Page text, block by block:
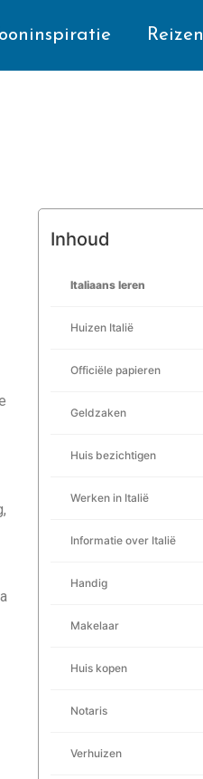
Reizen
Inhoud
Italiaans leren
Huizen Italië
Officiële papieren
Geldzaken
Huis bezichtigen
Werken in Italië
Informatie over Italië
Handig
Makelaar
Huis kopen
Notaris
Verhuizen